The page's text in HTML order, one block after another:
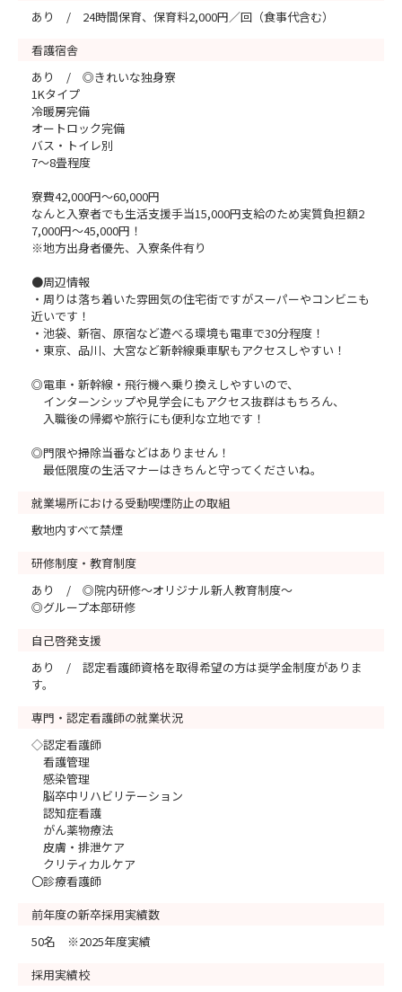
あり / 24時間保育、保育料2,000円／回（食事代含む）
看護宿舎
あり / ◎きれいな独身寮
1Kタイプ
冷暖房完備
オートロック完備
バス・トイレ別
7～8畳程度
寮費42,000円～60,000円
なんと入寮者でも生活支援手当15,000円支給のため実質負担額2
7,000円～45,000円！
※地方出身者優先、入寮条件有り
●周辺情報
・周りは落ち着いた雰囲気の住宅街ですがスーパーやコンビニも
近いです！
・池袋、新宿、原宿など遊べる環境も電車で30分程度！
・東京、品川、大宮など新幹線乗車駅もアクセスしやすい！
◎電車・新幹線・飛行機へ乗り換えしやすいので、
インターンシップや見学会にもアクセス抜群はもちろん、
入職後の帰郷や旅行にも便利な立地です！
◎門限や掃除当番などはありません！
最低限度の生活マナーはきちんと守ってくださいね。
就業場所における受動喫煙防止の取組
敷地内すべて禁煙
研修制度・教育制度
あり / ◎院内研修～オリジナル新人教育制度～
◎グループ本部研修
自己啓発支援
あり / 認定看護師資格を取得希望の方は奨学金制度がありま
す。
専門・認定看護師の就業状況
◇認定看護師
看護管理
感染管理
脳卒中リハビリテーション
認知症看護
がん薬物療法
皮膚・排泄ケア
クリティカルケア
〇診療看護師
前年度の新卒採用実績数
50名 ※2025年度実績
採用実績校